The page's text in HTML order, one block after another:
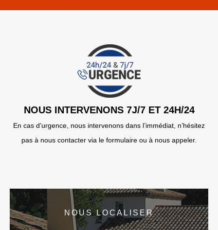
NOUS INTERVENONS 7J/7 ET 24H/24
En cas d’urgence, nous intervenons dans l’immédiat, n’hésitez
pas à nous contacter via le formulaire ou à nous appeler.
NOUS LOCALISER